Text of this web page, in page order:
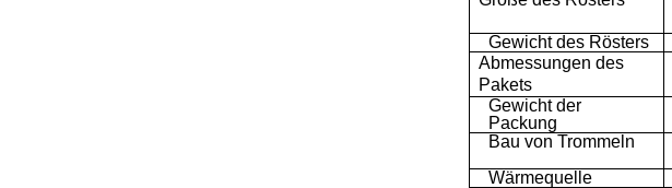
Gewicht des Rösters
Abmessungen des
Pakets
Gewicht der
Packung
Bau von Trommeln
Wärmequelle